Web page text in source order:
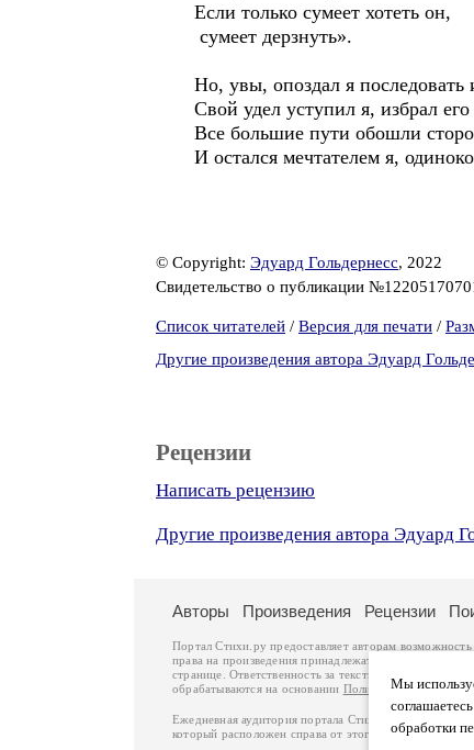
Если только сумеет хотеть он,
сумеет дерзнуть».
Но, увы, опоздал я последовать
Свой удел уступил я, избрал
Все большие пути обошли
И остался мечтателем я,
© Copyright: Эдуард Гольдернесс, 2022
Свидетельство о публикации
Список читателей / Версия для печати /
Другие произведения автора Эдуард
Рецензии
Написать рецензию
Другие произведения автора Эдуард
Мы
обработки
Авторы Произведения Рецензии
Портал Стихи.ру предоставляет авторам
права на произведения принадлежат авторам и
странице. Ответственность за тексты произведений
обрабатываются на основании Политики обработки
Ежедневная аудитория портала Стихи.ру – порядка
который расположен справа от этого текста. В